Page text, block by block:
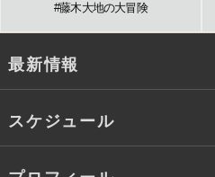
#藤木大地の大冒険
最新情報
スケジュール